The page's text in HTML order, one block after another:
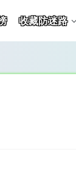
收藏防迷路